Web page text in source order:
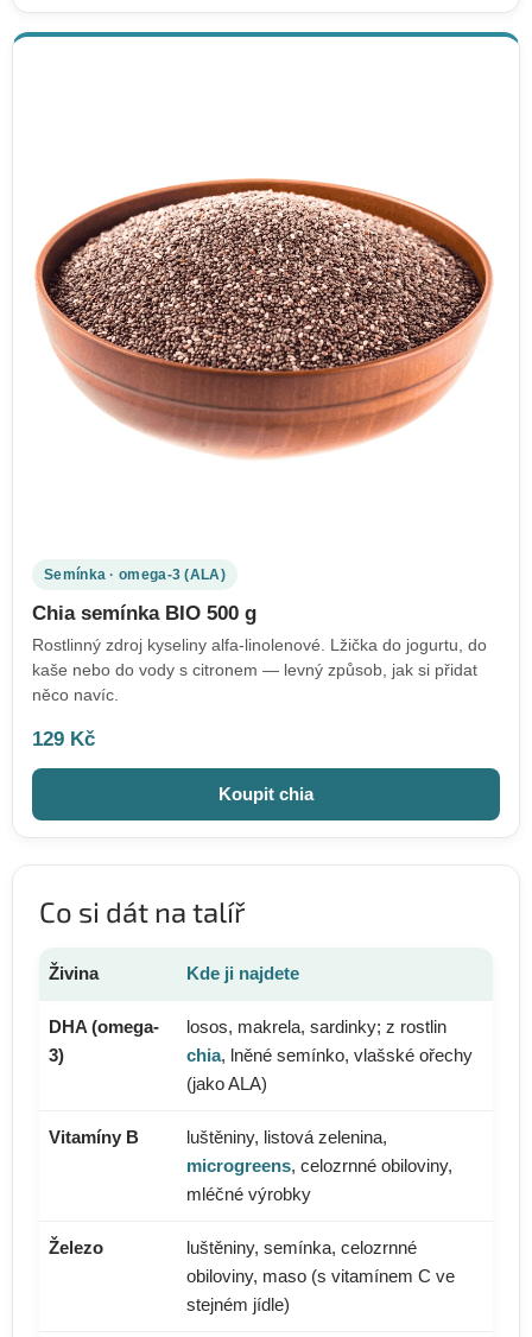
Semínka · omega-3 (ALA)
Chia semínka BIO 500 g
Rostlinný zdroj kyseliny alfa-linolenové. Lžička do jogurtu, do
kaše nebo do vody s citronem — levný způsob, jak si přidat
něco navíc.
129 Kč
Koupit chia
Co si dát na talíř
Živina Kde ji najdete
DHA (omega-
3)
losos, makrela, sardinky; z rostlin
chia, lněné semínko, vlašské ořechy
(jako ALA)
Vitamíny B
luštěniny, listová zelenina,
microgreens, celozrnné obiloviny,
mléčné výrobky
Železo
luštěniny, semínka, celozrnné
obiloviny, maso (s vitamínem C ve
stejném jídle)